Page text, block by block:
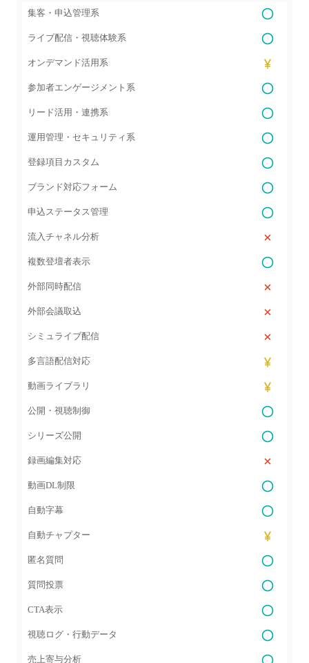
集客・申込管理系
ライブ配信・視聴体験系
オンデマンド活用系
参加者エンゲージメント系
リード活用・連携系
運用管理・セキュリティ系
登録項目カスタム
ブランド対応フォーム
申込ステータス管理
流入チャネル分析
複数登壇者表示
外部同時配信
外部会議取込
シミュライブ配信
多言語配信対応
動画ライブラリ
公開・視聴制御
シリーズ公開
録画編集対応
動画DL制限
自動字幕
自動チャプター
匿名質問
質問投票
CTA表示
視聴ログ・行動データ
売上寄与分析